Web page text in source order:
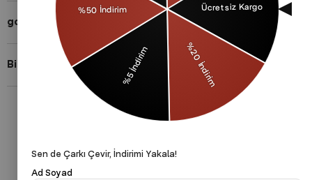
gothamVibes Hakkında
Bizi Takip Et!
Sen de Çarkı Çevir, İndirimi Yakala!
Ad Soyad